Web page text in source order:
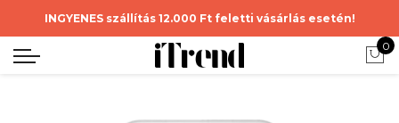
INGYENES szállítás 12.000 Ft feletti vásárlás esetén!
0